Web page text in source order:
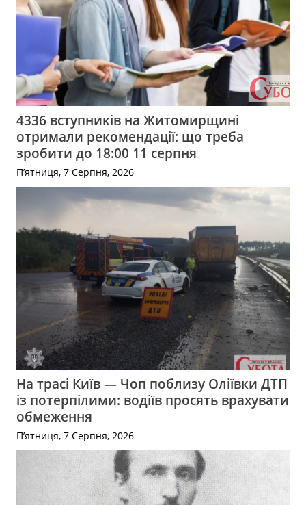
4336 вступників на Житомирщині
отримали рекомендації: що треба
зробити до 18:00 11 серпня
П’ятниця, 7 Серпня, 2026
На трасі Київ — Чоп поблизу Оліївки ДТП
із потерпілими: водіїв просять врахувати
обмеження
П’ятниця, 7 Серпня, 2026